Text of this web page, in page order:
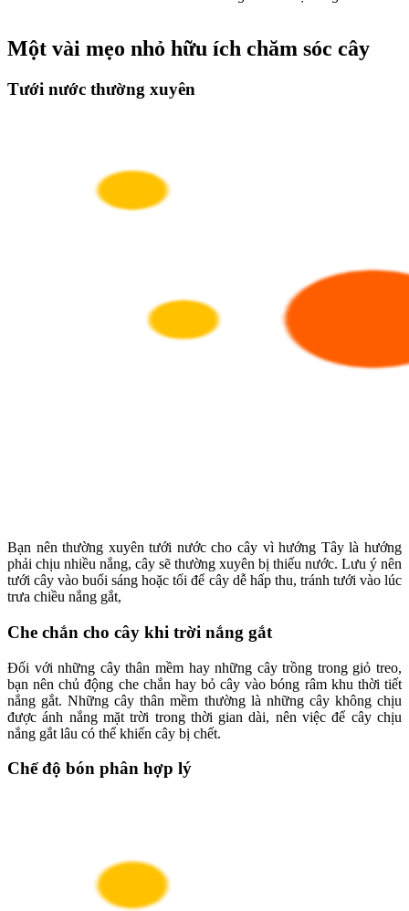
Một vài mẹo nhỏ hữu ích chăm sóc cây
Tưới nước thường xuyên
Bạn nên thường xuyên tưới nước cho cây vì hướng Tây là hướng
phải chịu nhiều nắng, cây sẽ thường xuyên bị thiếu nước. Lưu ý nên
tưới cây vào buổi sáng hoặc tối để cây dễ hấp thu, tránh tưới vào lúc
trưa chiều nắng gắt,
Che chắn cho cây khi trời nắng gắt
Đối với những cây thân mềm hay những cây trồng trong giỏ treo,
bạn nên chủ động che chắn hay bỏ cây vào bóng râm khu thời tiết
nắng gắt. Những cây thân mềm thường là những cây không chịu
được ánh nắng mặt trời trong thời gian dài, nên việc để cây chịu
nắng gắt lâu có thể khiến cây bị chết.
Chế độ bón phân hợp lý